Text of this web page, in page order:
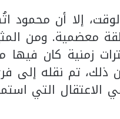
إلا أن محمود
معضمية. ومن
زمنية كان فيها
تم نقله إلى
الاعتقال التي